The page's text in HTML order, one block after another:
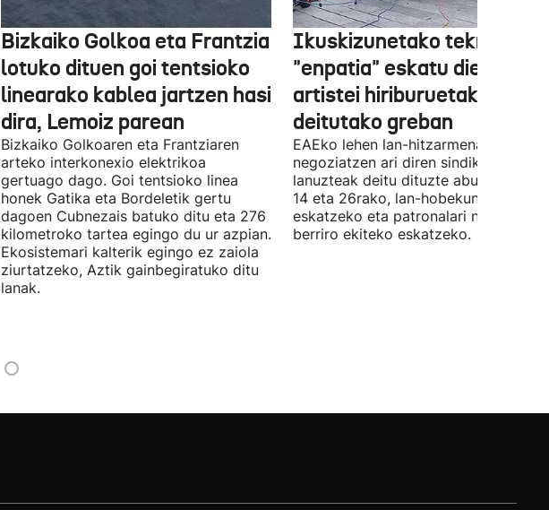
Bizkaiko Golkoa eta Frantzia
lotuko dituen goi tentsioko
linearako kablea jartzen hasi
dira, Lemoiz parean
Bizkaiko Golkoaren eta Frantziaren
arteko interkonexio elektrikoa
gertuago dago. Goi tentsioko linea
honek Gatika eta Bordeletik gertu
dagoen Cubnezais batuko ditu eta 276
kilometroko tartea egingo du ur azpian.
Ekosistemari kalterik egingo ez zaiola
ziurtatzeko, Aztik gainbegiratuko ditu
lanak.
Ikuskizunetako teknikariek
"enpatia" eskatu diete
artistei hiriburuetako
deitutako greban
EAEko lehen lan-hitzarmena
negoziatzen ari diren sindikatuek
lanuzteak deitu dituzte abuztuaren 5,
14 eta 26rako, lan-hobekuntzak
eskatzeko eta patronalari
berriro ekiteko eskatzeko.